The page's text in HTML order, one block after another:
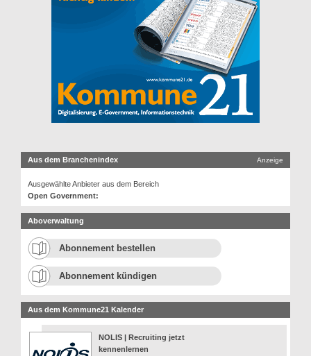
Aus dem Branchenindex Anzeige
Ausgewählte Anbieter aus dem Bereich
Open Government:
Aboverwaltung
Abonnement bestellen
Abonnement kündigen
Aus dem Kommune21 Kalender
NOLIS | Recruiting jetzt
kennenlernen